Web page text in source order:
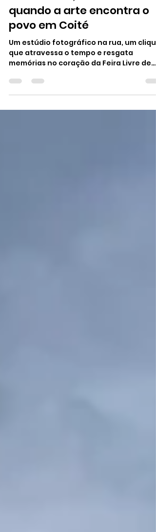
17 de abr. de 2025
2 min de leitura
Dia de Feira, Dia de Foto:
quando a arte encontra o
povo em Coité
que atravessa o tempo e resgata
memórias no coração da Feira Livre de